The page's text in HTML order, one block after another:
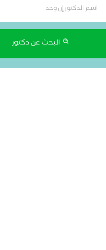
البحث عن دكتور